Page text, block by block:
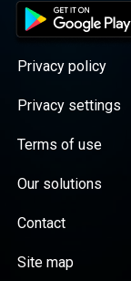
Privacy policy
Privacy settings
Terms of use
Our solutions
Contact
Site map